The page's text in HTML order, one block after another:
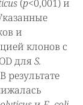
(р<0,001) и
и
клонов с
дляS.
результате